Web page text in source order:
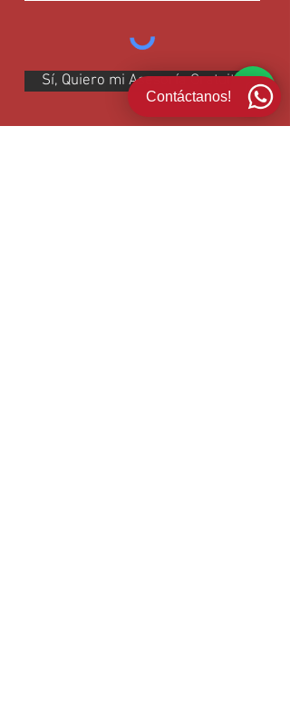
Sí, Quiero mi Asesoría Gratuita
Contáctanos!